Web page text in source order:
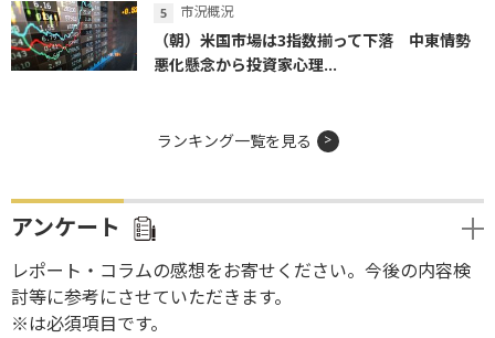
市況概況
（朝）米国市場は3指数揃って下落 中東情勢
悪化懸念から投資家心理...
ランキング一覧を見る
アンケート
レポート・コラムの感想をお寄せください。今後の内容検
討等に参考にさせていただきます。
※は必須項目です。